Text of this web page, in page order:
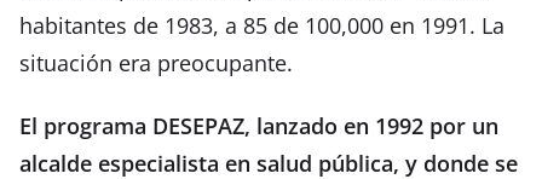
habitantes de 1983, a 85 de 100,000 en 1991. La
situación era preocupante.
El programa DESEPAZ, lanzado en 1992 por un
alcalde especialista en salud pública, y donde se